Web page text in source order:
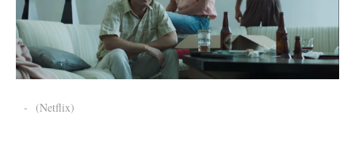
- (Netflix)